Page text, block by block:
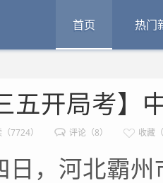
首页 热门
五开局考】
7724） 评论（8） 收藏
日，河北霸